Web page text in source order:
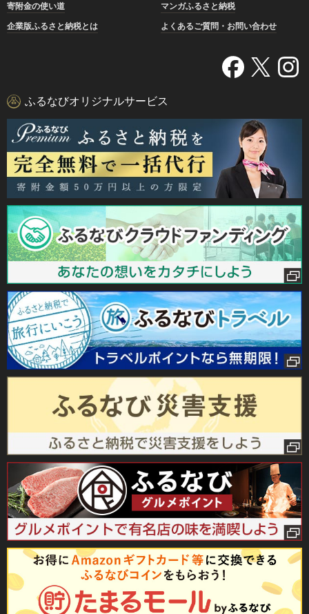
寄附金の使い道
マンガふるさと納税
企業版ふるさと納税とは
よくあるご質問・お問い合わせ
ふるなびオリジナルサービス